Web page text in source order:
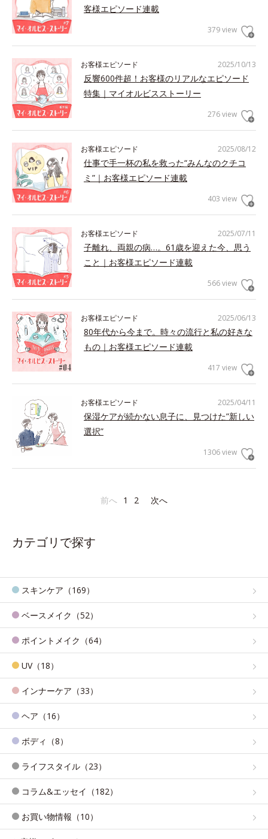
客様エピソード連載
379 view
2025/10/13
お客様エピソード
反響600件超！お客様のリアルなエピソード
特集｜マイオルビスストーリー
276 view
2025/08/12
お客様エピソード
仕事で手一杯の私を救った“みんなのクチコ
ミ”｜お客様エピソード連載
403 view
2025/07/11
お客様エピソード
子離れ、両親の病…。61歳を迎えた今、思う
こと｜お客様エピソード連載
566 view
2025/06/13
お客様エピソード
80年代から今まで。時々の流行と私の好きな
もの｜お客様エピソード連載
417 view
2025/04/11
お客様エピソード
保湿ケアが続かない息子に、見つけた”新しい
選択”
1306 view
前へ 1 2 次へ
カテゴリで探す
スキンケア（169）
ベースメイク（52）
ポイントメイク（64）
UV（18）
インナーケア（33）
ヘア（16）
ボディ（8）
ライフスタイル（23）
コラム&エッセイ（182）
お買い物情報（10）